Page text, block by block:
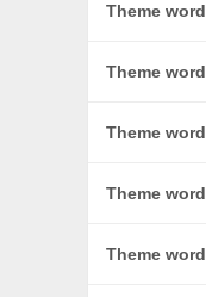
Theme
Theme
Theme
Theme
Theme